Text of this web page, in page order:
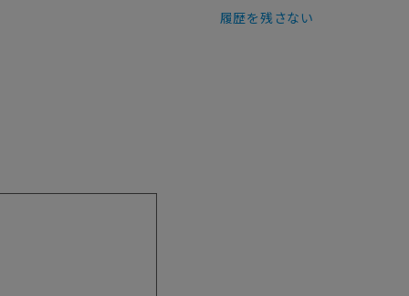
履歴を残さない